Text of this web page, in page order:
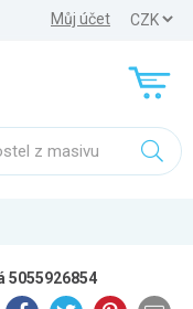
Můj účet
5055926854